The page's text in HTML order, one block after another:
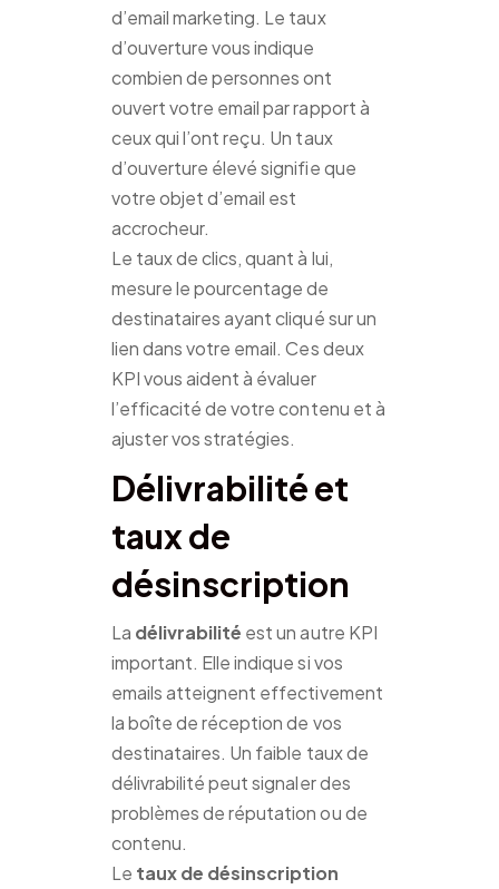
d’email marketing. Le taux
d’ouverture vous indique
combien de personnes ont
ouvert votre email par rapport à
ceux qui l’ont reçu. Un taux
d’ouverture élevé signifie que
votre objet d’email est
accrocheur.
Le taux de clics, quant à lui,
mesure le pourcentage de
destinataires ayant cliqué sur un
lien dans votre email. Ces deux
KPI vous aident à évaluer
l’efficacité de votre contenu et à
ajuster vos stratégies.
Délivrabilité et
taux de
désinscription
La délivrabilité est un autre KPI
important. Elle indique si vos
emails atteignent effectivement
la boîte de réception de vos
destinataires. Un faible taux de
délivrabilité peut signaler des
problèmes de réputation ou de
contenu.
Le taux de désinscription